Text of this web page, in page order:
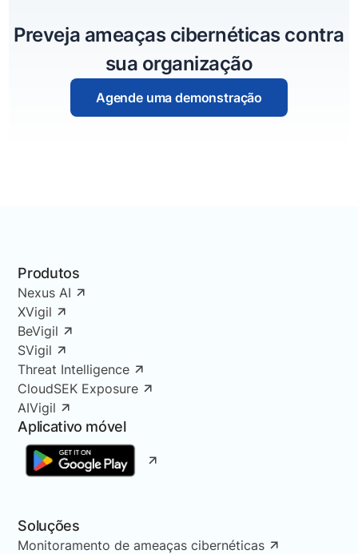
Preveja ameaças cibernéticas contra
sua organização
Agende uma demonstração
Produtos
Nexus AI
XVigil
BeVigil
SVigil
Threat Intelligence
CloudSEK Exposure
AIVigil
Aplicativo móvel
Soluções
Monitoramento de ameaças cibernéticas